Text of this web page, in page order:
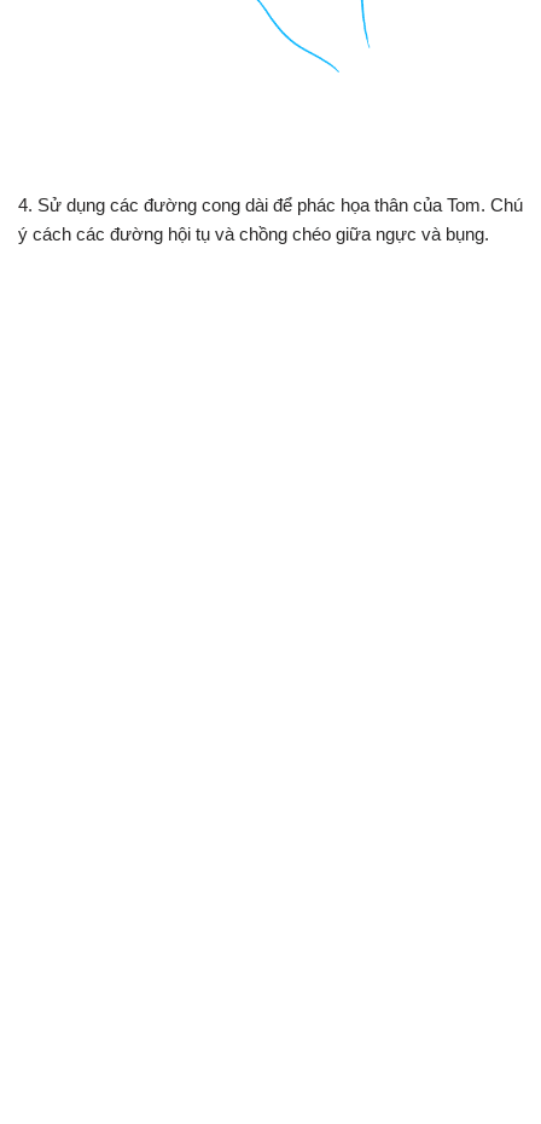
4. Sử dụng các đường cong dài để phác họa thân của Tom. Chú
ý cách các đường hội tụ và chồng chéo giữa ngực và bụng.